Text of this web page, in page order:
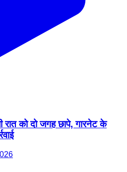
रात को दो जगह छापे, गारनेट के